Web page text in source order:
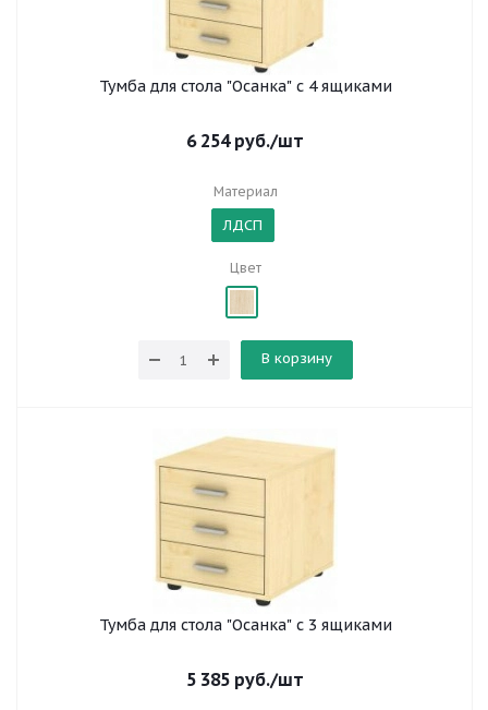
Тумба для стола "Осанка" с 4 ящиками
6 254руб./шт
Материал
ЛДСП
Цвет
В корзину
Тумба для стола "Осанка" с 3 ящиками
5 385 руб./шт